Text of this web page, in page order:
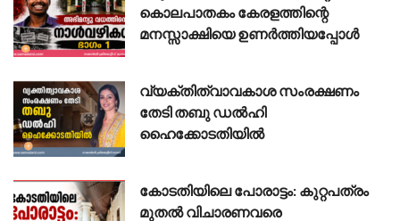
കൊലപാതകം കേരളത്തിന്റെ
മനസ്സാക്ഷിയെ ഉണർത്തിയപ്പോൾ
വ്യക്തിത്വാവകാശ സംരക്ഷണം
തേടി തബു ഡൽഹി
ഹൈക്കോടതിയിൽ
കോടതിയിലെ പോരാട്ടം: കുറ്റപത്രം
മുതൽ വിചാരണവരെ